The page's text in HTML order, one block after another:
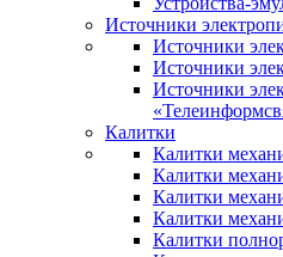
Источники
Источники
Источники
Источники
Калитки
Калитки
Калитки
Калитки
Калитки
Калитки